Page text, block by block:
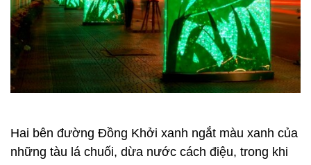
Hai bên đường Đồng Khởi xanh ngắt màu xanh của
những tàu lá chuối, dừa nước cách điệu, trong khi